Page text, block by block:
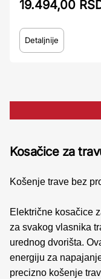
19.494,00
Detaljnije
Kosačice za
Košenje trave bez
Električne kosačice
za svakog vlasnika
urednog dvorišta.
energiju za
precizno košenje